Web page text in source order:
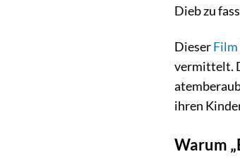
Dieb zu
DieserFilm
vermittelt.
ihren
Warum